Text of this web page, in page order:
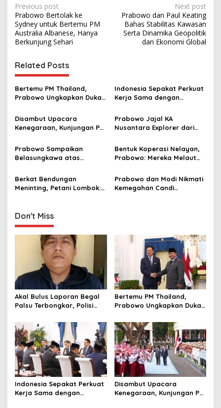
P
o
s
n
a
v
g
a
t
i
o
n
Previous post
Prabowo Bertolak ke
Sydney untuk Bertemu PM
Australia Albanese, Hanya
Berkunjung Sehari
Next post
Prabowo dan Paul Keating
Bahas Stabilitas Kawasan
Serta Dinamika Geopolitik
dan Ekonomi Global
Related Posts
Bertemu PM Thailand,
Prabowo Ungkapkan Duka
Selamat Ulang Tahun ke
Raja Thailand
Indonesia Sepakat Perkuat
Kerja Sama dengan
hingga Ekonomi Digital
Disambut Upacara
Kenegaraan, Kunjungan PM
Hubungan Indonesia-
Thailand
Prabowo Jajal KA
Nusantara Explorer dari
Hangat Warga
Prabowo Sampaikan
Belasungkawa atas
bin Khalifa Al Thani
Bentuk Koperasi Nelayan,
Prabowo: Mereka Melaut
Pendingin
Berkat Bendungan
Meninting, Petani Lombok:
Prabowo dan Modi Nikmati
Kemegahan Candi
Don't Miss
Akal Bulus Laporan Begal
Palsu Terbongkar, Polisi
Perusahaan untuk Crypto
Bertemu PM Thailand,
Prabowo Ungkapkan Duka
Selamat Ulang Tahun ke
Raja Thailand
Indonesia Sepakat Perkuat
Kerja Sama dengan
Disambut Upacara
Kenegaraan, Kunjungan PM